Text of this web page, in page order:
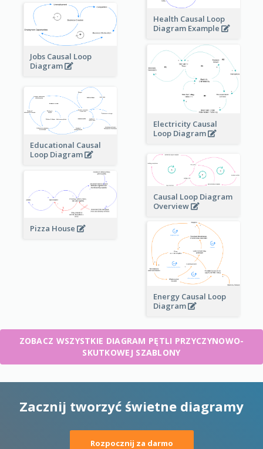
Health Causal Loop
Diagram Example
Jobs Causal Loop
Diagram
Electricity Causal
Loop Diagram
Educational Causal
Loop Diagram
Causal Loop Diagram
Overview
Pizza House
Energy Causal Loop
Diagram
ZOBACZ WSZYSTKIE DIAGRAM PĘTLI PRZYCZYNOWO-
SKUTKOWEJ SZABLONY
Zacznij tworzyć świetne diagramy
Rozpocznij za darmo